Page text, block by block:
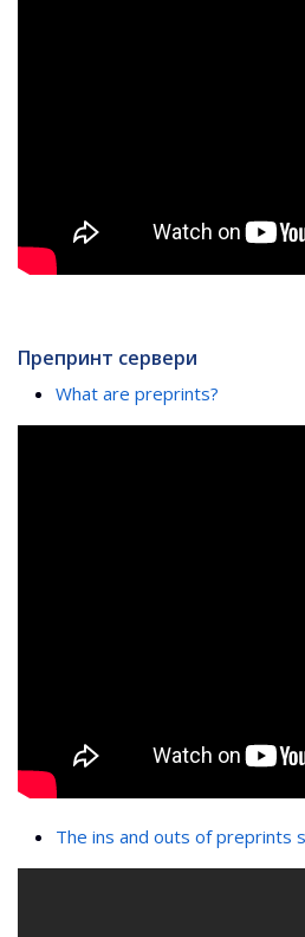
Препринт сервери
What are preprints?
The ins and outs of preprints